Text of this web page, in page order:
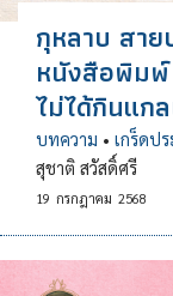
กุหลาบ สา
หนังสือพิมพ์
ไม่ได้กินแก
บทความ • เกร็ดป
สุชาติ สวัสดิ์ศรี
19 กรกฎาคม 2568